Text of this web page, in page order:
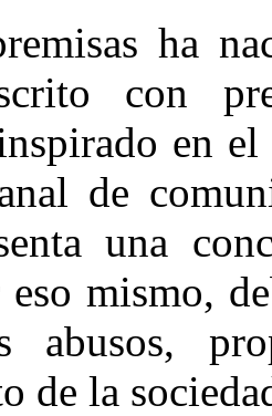
ha
con
en
de
una
mismo,
abusos,
de la